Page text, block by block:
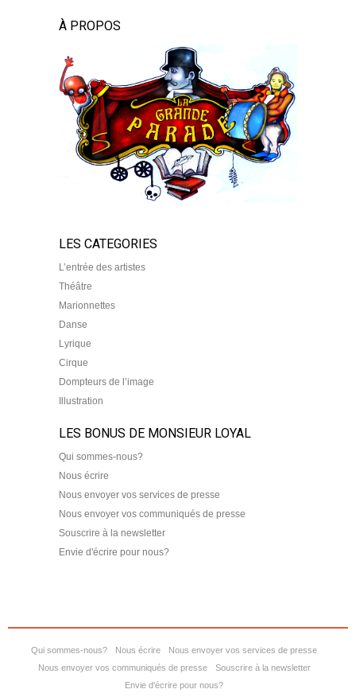
À PROPOS
LES CATEGORIES
L’entrée des artistes
Théâtre
Marionnettes
Danse
Lyrique
Cirque
Dompteurs de l’image
Illustration
LES BONUS DE MONSIEUR LOYAL
Qui sommes-nous?
Nous écrire
Nous envoyer vos services de presse
Nous envoyer vos communiqués de presse
Souscrire à la newsletter
Envie d'écrire pour nous?
Qui sommes-nous? Nous écrire
Nous envoyer vos services de presse
Nous envoyer vos communiqués de presse
Souscrire à la newsletter
Envie d'écrire pour nous?